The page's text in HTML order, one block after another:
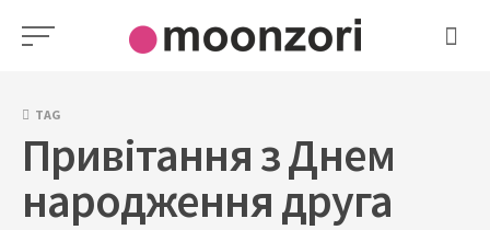
TAG
Привітання з Днем
народження друга